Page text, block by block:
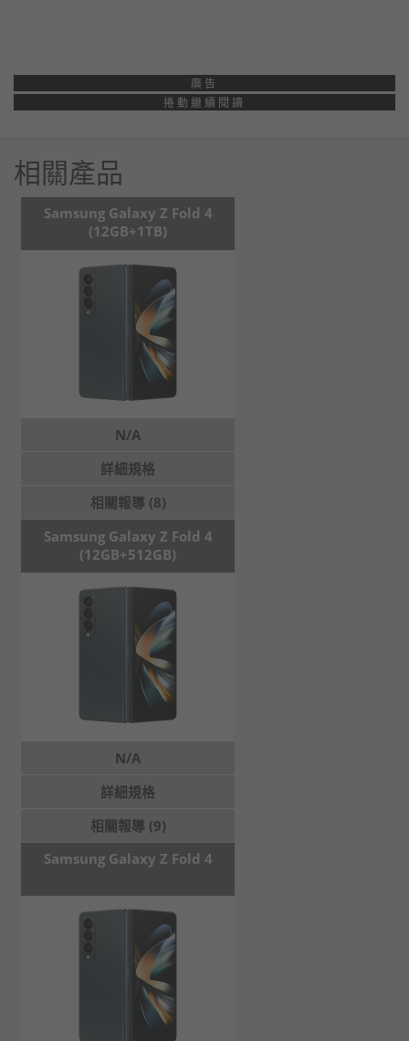
廣告
捲動繼續閱讀
相關產品
Samsung Galaxy Z Fold 4
(12GB+1TB)
N/A
詳細規格
相關報導 (8)
Samsung Galaxy Z Fold 4
(12GB+512GB)
N/A
詳細規格
相關報導 (9)
Samsung Galaxy Z Fold 4